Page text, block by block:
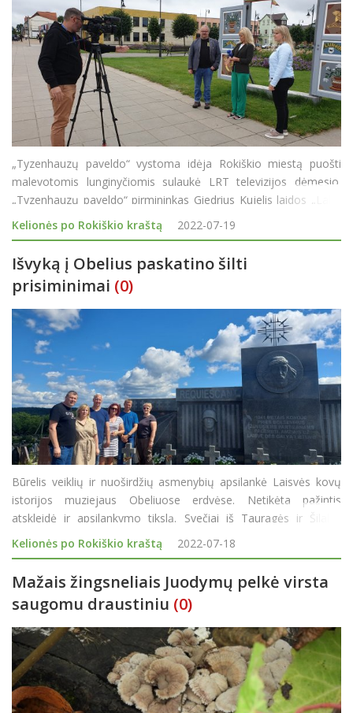
„Tyzenhauzų paveldo“ vystoma idėja Rokiškio miestą puošti
malevotomis lunginyčiomis sulaukė LRT televizijos dėmesio.
„Tyzenhauzų paveldo“ pirmininkas Giedrius Kujelis laidos „Laba
diena, Lietuva“ rengėjams sakė, jog šiais metais planuojama nut
Kelionės po Rokiškio kraštą 2022-07-19
Išvyką į Obelius paskatino šilti
prisiminimai (0)
Būrelis veiklių ir nuoširdžių asmenybių apsilankė Laisvės kovų
istorijos muziejaus Obeliuose erdvėse. Netikėta pažintis
atskleidė ir apsilankymo tikslą. Svečiai iš Tauragės ir Šilalės
kiekvienais metais tradiciškai lankosi skirtingose Lietuvos
vietose. Šių metų p
Kelionės po Rokiškio kraštą 2022-07-18
Mažais žingsneliais Juodymų pelkė virsta
saugomu draustiniu (0)